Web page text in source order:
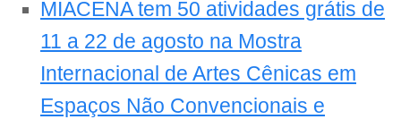
MIACENA tem 50 atividades grátis de
11 a 22 de agosto na Mostra
Internacional de Artes Cênicas em
Espaços Não Convencionais e